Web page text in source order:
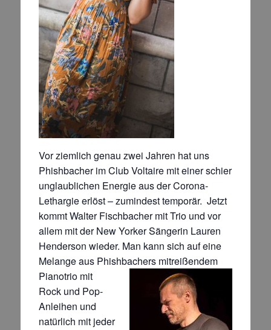
Vor ziemlich genau zwei Jahren hat uns
Phishbacher im Club Voltaire mit einer schier
unglaublichen Energie ausder Corona-
Lethargie erlöst – zumindest temporär. Jetzt
kommt Walter Fischbacher mit Trio und vor
allem mit derNew Yorker Sängerin Lauren
Henderson wieder. Man kann sich auf eine
Melange aus Phishbachers mitreißendem
Pianotrio mit
Rock und Pop-
Anleihen und
natürlich mit jeder